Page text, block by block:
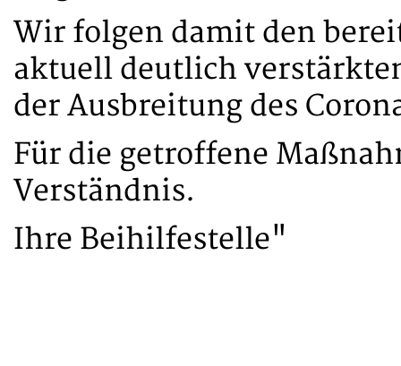
Wir folgen damit den
aktuell deutlich
der Ausbreitung des
Für die getroffene
Verständnis.
Ihre Beihilfestelle"